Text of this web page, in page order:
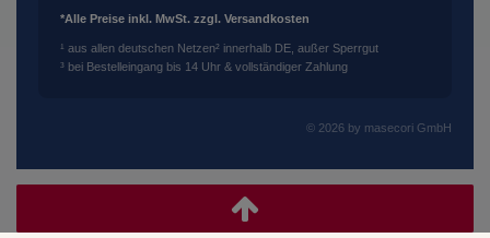
*Alle Preise inkl. MwSt. zzgl. Versandkosten
¹ aus allen deutschen Netzen² innerhalb DE, außer Sperrgut
³ bei Bestelleingang bis 14 Uhr & vollständiger Zahlung
© 2026 by masecori GmbH